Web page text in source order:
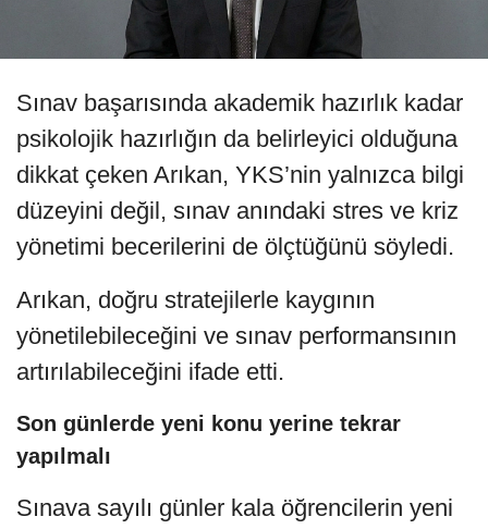
Sınav başarısında akademik hazırlık kadar
psikolojik hazırlığın da belirleyici olduğuna
dikkat çeken Arıkan, YKS’nin yalnızca bilgi
düzeyini değil, sınav anındaki stres ve kriz
yönetimi becerilerini de ölçtüğünü söyledi.
Arıkan, doğru stratejilerle kaygının
yönetilebileceğini ve sınav performansının
artırılabileceğini ifade etti.
Son günlerde yeni konu yerine tekrar
yapılmalı
Sınava sayılı günler kala öğrencilerin yeni